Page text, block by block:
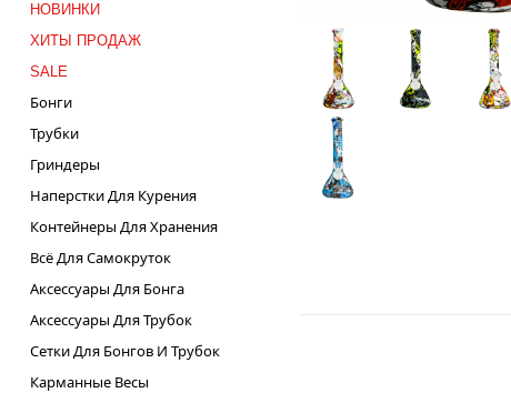
НОВИНКИ
ХИТЫ ПРОДАЖ
SALE
Бонги
Трубки
Гриндеры
Наперстки Для Курения
Контейнеры Для Хранения
Всё Для Самокруток
Аксессуары Для Бонга
Аксессуары Для Трубок
Сетки Для Бонгов И Трубок
Карманные Весы